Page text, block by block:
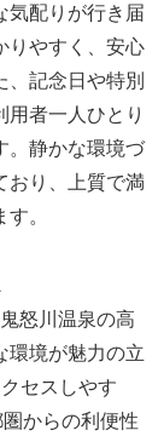
気配りが行き届
りやすく、安心
、記念日や特別
用者一人ひとり
。静かな環境づ
おり、上質で満
。
怒川温泉の高
環境が魅力の立
セスしやす
からの利便性